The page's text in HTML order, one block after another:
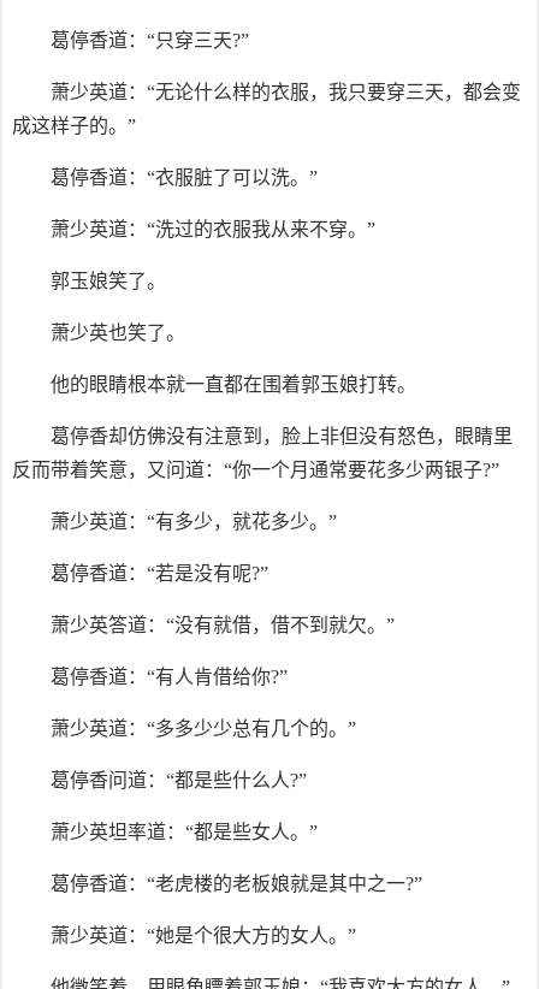
葛停香道：“只穿三天?”
萧少英道：“无论什么样的衣服，我只要穿三天，都会变
成这样子的。”
葛停香道：“衣服脏了可以洗。”
萧少英道：“洗过的衣服我从来不穿。”
郭玉娘笑了。
萧少英也笑了。
他的眼睛根本就一直都在围着郭玉娘打转。
葛停香却仿佛没有注意到，脸上非但没有怒色，眼睛里
反而带着笑意，又问道：“你一个月通常要花多少两银子?”
萧少英道：“有多少，就花多少。”
葛停香道：“若是没有呢?”
萧少英答道：“没有就借，借不到就欠。”
葛停香道：“有人肯借给你?”
萧少英道：“多多少少总有几个的。”
葛停香问道：“都是些什么人?”
萧少英坦率道：“都是些女人。”
葛停香道：“老虎楼的老板娘就是其中之一?”
萧少英道：“她是个很大方的女人。”